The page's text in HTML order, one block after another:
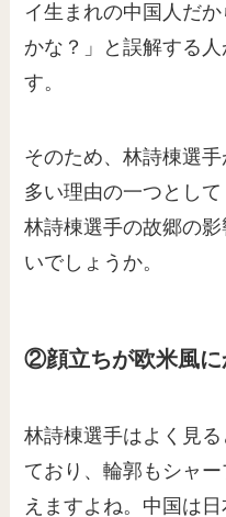
イ生まれの中国人だ
かな？」と誤解する
す。
そのため、林詩棟選
多い理由の一つとし
林詩棟選手の故郷の
いでしょうか。
②顔立ちが欧米風に
林詩棟選手はよく見
ており、輪郭もシャ
えますよね。中国は